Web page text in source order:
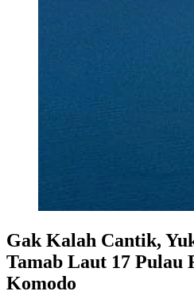
Gak Kalah Cantik,
Tamab Laut 17 Pulau
Komodo